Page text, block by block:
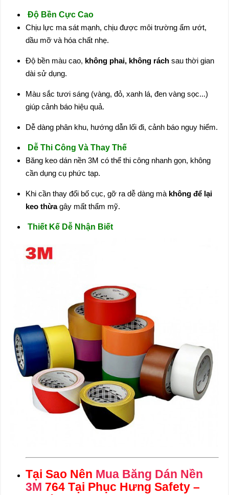
Độ Bền Cực Cao
Chịu lực ma sát mạnh, chịu được môi trường ẩm ướt,
dầu mỡ và hóa chất nhẹ.
Độ bền màu cao, không phai, không rách sau thời gian
dài sử dụng.
Màu sắc tươi sáng (vàng, đỏ, xanh lá, đen vàng sọc...)
giúp cảnh báo hiệu quả.
Dễ dàng phân khu, hướng dẫn lối đi, cảnh báo nguy hiểm.
Dễ Thi Công Và Thay Thế
Băng keo dán nền 3M có thể thi công nhanh gọn, không
cần dụng cụ phức tạp.
Khi cần thay đổi bố cục, gỡ ra dễ dàng mà không để lại
keo thừagây mất thẩm mỹ.
Thiết Kế Dễ Nhận Biết
Tại Sao Nên Mua Băng Dán Nền
3M 764 Tại Phục Hưng Safety –